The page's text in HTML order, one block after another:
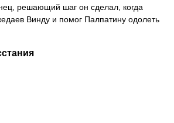
решающий шаг он сделал, когда
Винду и помог Палпатину одолеть